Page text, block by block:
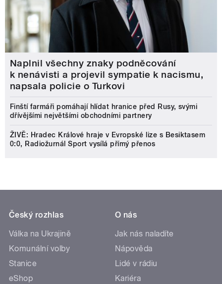
Naplnil všechny znaky podněcování
k nenávisti a projevil sympatie k nacismu,
napsala policie o Turkovi
Finští farmáři pomáhají hlídat hranice před Rusy, svými
dřívějšími největšími obchodními partnery
ŽIVĚ: Hradec Králové hraje v Evropské lize s Besiktasem
0:0, Radiožurnál Sport vysílá přímý přenos
Český rozhlas
Válka na Ukrajině
Komunální volby
Stanice
eShop
O nás
Jak nás naladíte
Nápověda
Lidé v rádiu
Kariéra